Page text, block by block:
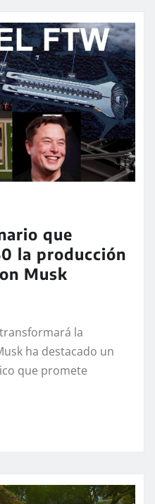
que
la producción
Musk
la
ha destacado un
que promete